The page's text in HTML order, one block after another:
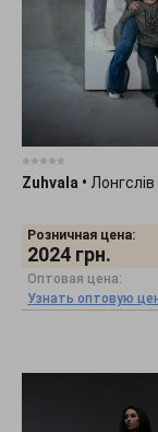
Zuhvala •
Розничная цена:
2024 грн.
Оптовая цена:
Узнать оптовую